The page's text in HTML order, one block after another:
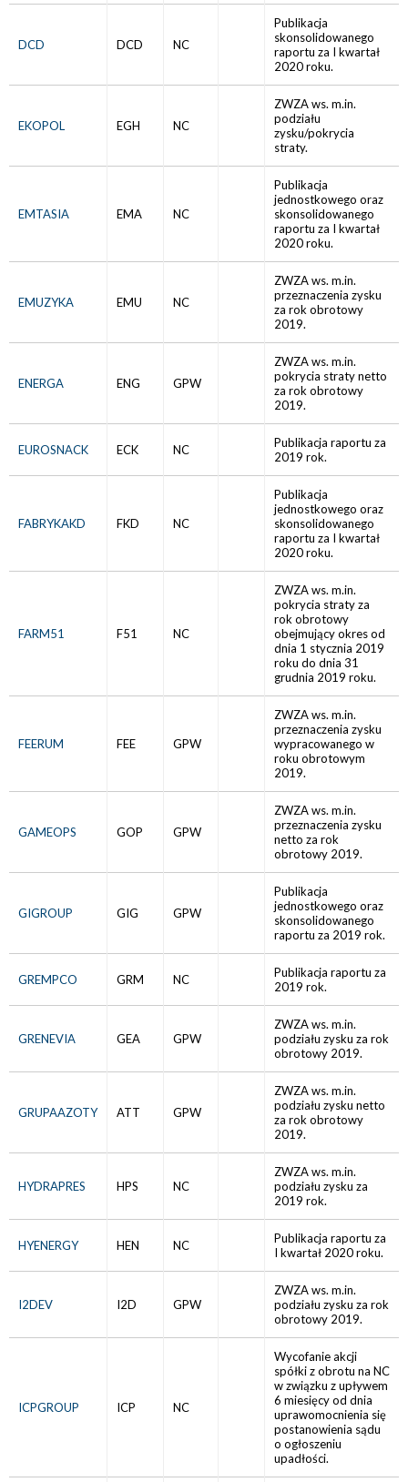
DCD DCD NC
Publikacja
skonsolidowanego
raportu za I kwartał
2020 roku.
EKOPOL EGH NC
ZWZA ws. m.in.
podziału
zysku/pokrycia
straty.
EMTASIA EMA NC
Publikacja
jednostkowego oraz
skonsolidowanego
raportu za I kwartał
2020 roku.
EMUZYKA EMU NC
ZWZA ws. m.in.
przeznaczenia zysku
za rok obrotowy
2019.
ENERGA ENG GPW
ZWZA ws. m.in.
pokrycia straty netto
za rok obrotowy
2019.
EUROSNACK ECK NC
Publikacja raportu za
2019 rok.
FABRYKAKD FKD NC
Publikacja
jednostkowego oraz
skonsolidowanego
raportu za I kwartał
2020 roku.
FARM51 F51 NC
ZWZA ws. m.in.
pokrycia straty za
rok obrotowy
obejmujący okres od
dnia 1 stycznia 2019
roku do dnia 31
grudnia 2019 roku.
FEERUM FEE GPW
ZWZA ws. m.in.
przeznaczenia zysku
wypracowanego w
roku obrotowym
2019.
GAMEOPS GOP GPW
ZWZA ws. m.in.
przeznaczenia zysku
netto za rok
obrotowy 2019.
GIGROUP GIG GPW
Publikacja
jednostkowego oraz
skonsolidowanego
raportu za 2019 rok.
GREMPCO GRM NC
Publikacja raportu za
2019 rok.
GRENEVIA GEA GPW
ZWZA ws. m.in.
podziału zysku za rok
obrotowy 2019.
GRUPAAZOTY ATT GPW
ZWZA ws. m.in.
podziału zysku netto
za rok obrotowy
2019.
HYDRAPRES HPS NC
ZWZA ws. m.in.
podziału zysku za
2019 rok.
HYENERGY HEN NC
Publikacja raportu za
I kwartał 2020 roku.
I2DEV I2D GPW
ZWZA ws. m.in.
podziału zysku za rok
obrotowy 2019.
ICPGROUP ICP NC
Wycofanie akcji
spółki z obrotu na NC
w związku z upływem
6 miesięcy od dnia
uprawomocnienia się
postanowienia sądu
o ogłoszeniu
upadłości.